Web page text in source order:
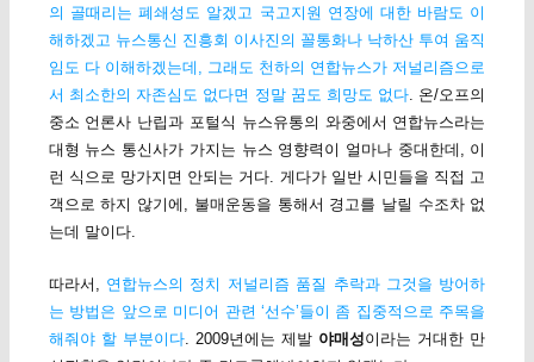
의 골때리는 폐쇄성도 알겠고 국고지원 연장에 대한 바람도 이
해하겠고 뉴스통신 진흥회 이사진의 꼴통화나 낙하산 투여 움직
임도 다 이해하겠는데, 그래도 천하의 연합뉴스가 저널리즘으로
서 최소한의 자존심도 없다면 정말 꿈도 희망도 없다 . 온/오프의
중소 언론사 난립과 포털식 뉴스유통의 와중에서 연합뉴스라는
대형 뉴스 통신사가 가지는 뉴스 영향력이 얼마나 중대한데, 이
런 식으로 망가지면 안되는 거다. 게다가 일반 시민들을 직접 고
객으로 하지 않기에, 불매운동을 통해서 경고를 날릴 수조차 없
는데 말이다.
따라서, 연합뉴스의 정치 저널리즘 품질 추락과 그것을 방어하
는 방법은 앞으로 미디어 관련 ‘선수’들이 좀 집중적으로 주목을
해줘야 할 부분이다. 2009년에는 제발 야매성이라는 거대한 만